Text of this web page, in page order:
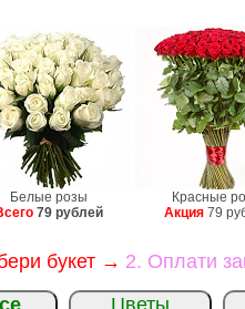
Белые розы
79 рублей
Красные
Акция 79
букет → 2. Оплати
Цветы